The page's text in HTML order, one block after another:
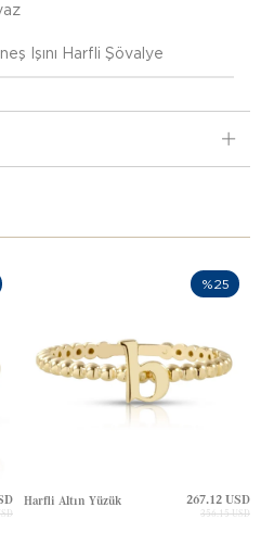
Işını Harfli Şövalye
Harfli Altın Yüzük 267.12 USD
356.15 USD
%25